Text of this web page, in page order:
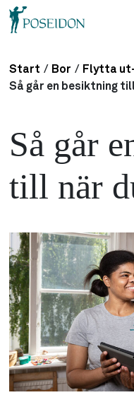
Start / Bor / Flytta
Så går en besiktning
Så går
till när